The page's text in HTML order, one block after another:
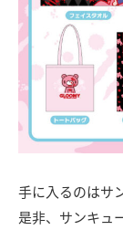
手に入るのはサ
是非、サンキュ